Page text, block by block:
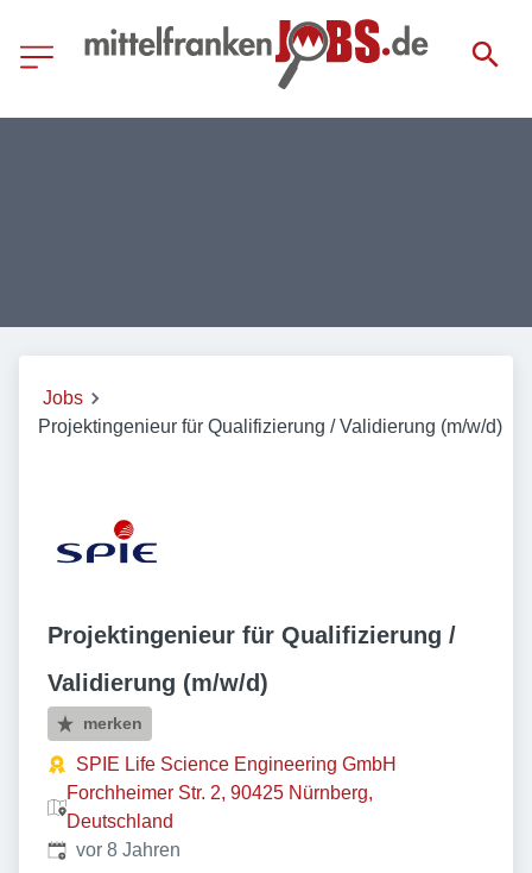
Jobs
Projektingenieur für Qualifizierung / Validierung (m/w/d)
Projektingenieur für Qualifizierung /
Validierung (m/w/d)
merken
SPIE Life Science Engineering GmbH
Forchheimer Str. 2, 90425 Nürnberg,
Deutschland
Veröffentlicht:
vor 8 Jahren